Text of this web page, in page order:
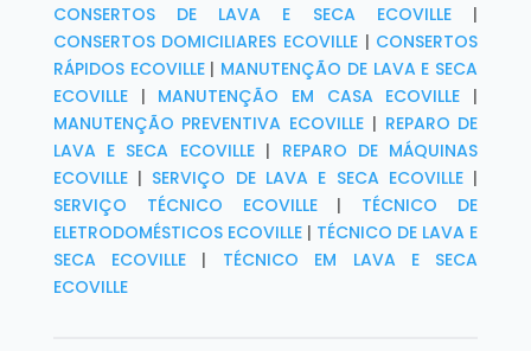
CONSERTOS DE LAVA E SECA ECOVILLE|
CONSERTOS DOMICILIARES ECOVILLE | CONSERTOS
RÁPIDOS ECOVILLE| MANUTENÇÃO DE LAVA E SECA
ECOVILLE| MANUTENÇÃO EM CASA ECOVILLE |
MANUTENÇÃO PREVENTIVA ECOVILLE | REPARO DE
LAVA E SECA ECOVILLE| REPARO DE MÁQUINAS
ECOVILLE| SERVIÇO DE LAVA E SECA ECOVILLE|
SERVIÇO TÉCNICO ECOVILLE| TÉCNICO DE
ELETRODOMÉSTICOS ECOVILLE| TÉCNICO DE LAVA E
SECA ECOVILLE | TÉCNICO EM LAVA E SECA
ECOVILLE